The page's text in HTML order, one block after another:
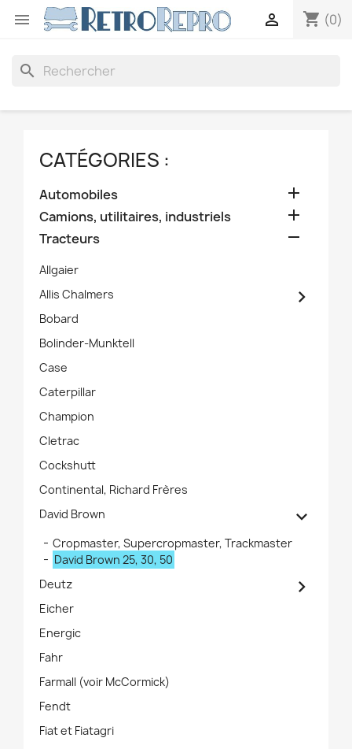
 shopping_cart (0)

search
CATÉGORIES :
Automobiles 
Camions, utilitaires, industriels 
Tracteurs 
Allgaier
Allis Chalmers

Bobard
Bolinder-Munktell
Case
Caterpillar
Champion
Cletrac
Cockshutt
Continental, Richard Frères
David Brown

Cropmaster, Supercropmaster, Trackmaster
David Brown 25, 30, 50
Deutz

Eicher
Energic
Fahr
Farmall (voir McCormick)
Fendt
Fiat et Fiatagri